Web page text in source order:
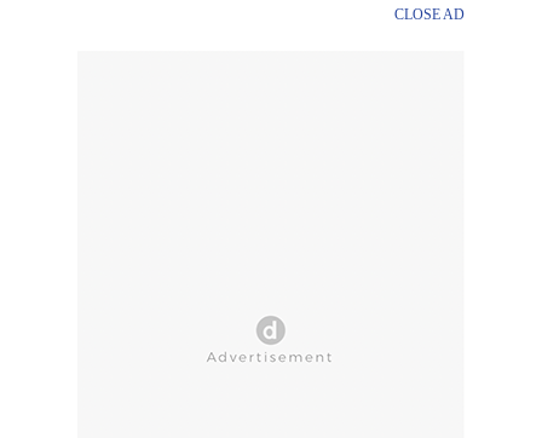
CLOSE AD